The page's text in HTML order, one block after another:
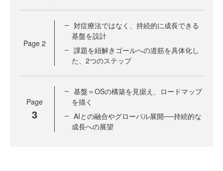
Page 2
対症療法ではなく、持続的に成長できる
基盤を設計
課題を紐解きゴールへの道筋を具体化し
た、2つのステップ
Page
3
基盤＝OSの構築を見据え、ロードマップ
を描く
AIとの融合やグローバル展開──持続的な
成長への展望